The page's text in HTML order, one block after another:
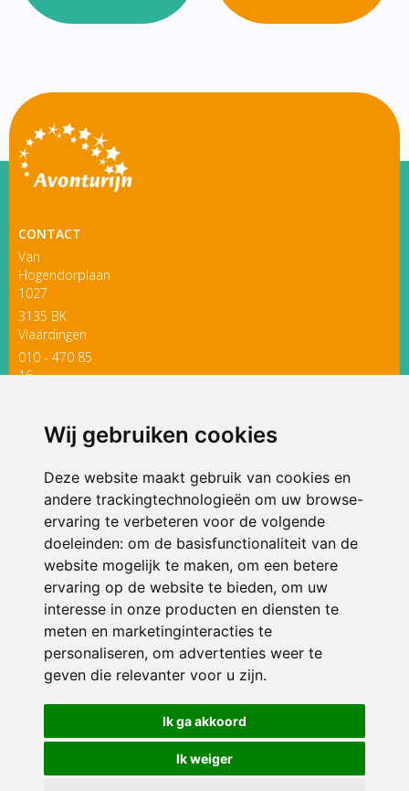
Wij gebruiken cookies
Deze website maakt gebruik van cookies en
andere trackingtechnologieën om uw browse-
ervaring te verbeteren voor de volgende
doeleinden: om de basisfunctionaliteit van de
website mogelijk te maken, om een betere
ervaring op de website te bieden, om uw
interesse in onze producten en diensten te
meten en marketinginteracties te
personaliseren, om advertenties weer te
geven die relevanter voor u zijn.
Ik ga akkoord
Ik weiger
CONTACT
Van
Hogendorplaan
1027
3135 BK
Vlaardingen
010 - 470 85
16
ONDERDEEL VAN
© 2026 Avonturijn | Alle rechten voorbehouden
Privacy policy|Disclaimer| Klachtenregeling|RSIN en Anbi
voorkeuren
Crealisatie The MindOffice